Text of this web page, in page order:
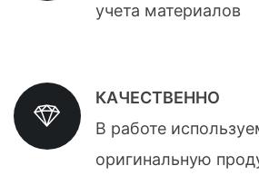
учета материалов
КАЧЕСТВЕННО
В работе
оригинальную